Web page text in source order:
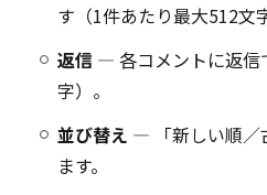
す（1件あたり最大512文
返信 ― 各コメントに返信
字）。
並び替え ― 「新しい順／
ます。